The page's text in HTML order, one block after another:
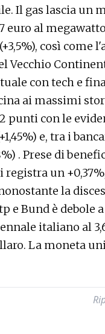
Il gas lascia un
euro al
così come
Vecchio
con tech e
ai massimi
punti con le
e, tra i
. Prese di
un
la
e Bund è debole
italiano al
La moneta